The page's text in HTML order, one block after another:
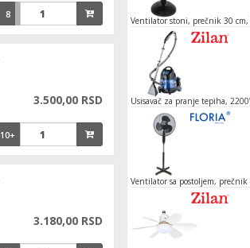
8
3.500,00 RSD
10+
3.180,00 RSD
Ventilator stoni, prečnik 30 cm,
Usisavač za pranje tepiha,
Ventilator sa postoljem, prečnik